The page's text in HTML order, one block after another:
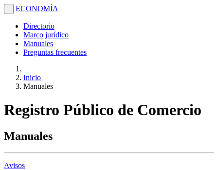
. ECONOMÍA
Directorio
Marco jurídico
Manuales
Preguntas frecuentes
Inicio
Manuales
Registro Público de Comercio
Manuales
Avisos